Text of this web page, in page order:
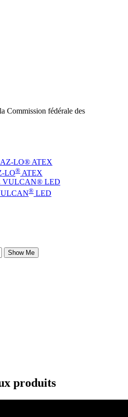
Commission fédérale des
LO® ATEX
® LED
Show Me
produits